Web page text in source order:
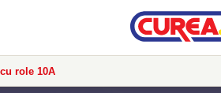
role 10A